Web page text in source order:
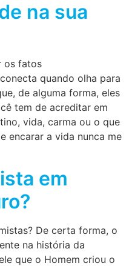
na sua
os fatos
quando olha para
de alguma forma, eles
tem de acreditar em
vida, carma ou o que
encarar a vida nunca me
em
De certa forma, o
na história da
que o Homem criou o